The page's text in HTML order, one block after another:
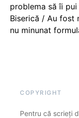
problema să îi
Biserică / Au fost
nu minunat
COPYRIGHT
Pentru că scrieți